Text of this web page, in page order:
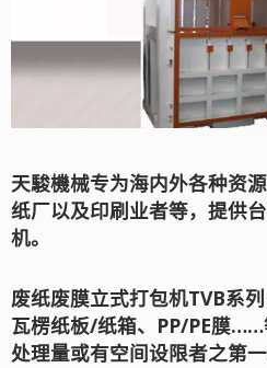
天駿機械专为海内外各种资
纸厂以及印刷业者等，提供
机。
废纸废膜立式打包机TVB系
瓦楞纸板/纸箱、PP/PE膜
处理量或有空间设限者之第一